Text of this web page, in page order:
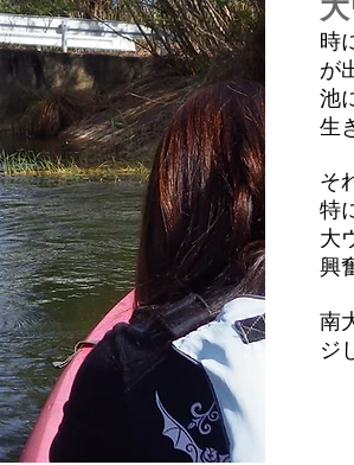
時
が
池
生
そ
特
大
興
南
ジ